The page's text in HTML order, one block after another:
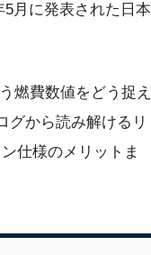
月に発表された日本
燃費数値をどう捉え
グから読み解けるリ
仕様のメリットま